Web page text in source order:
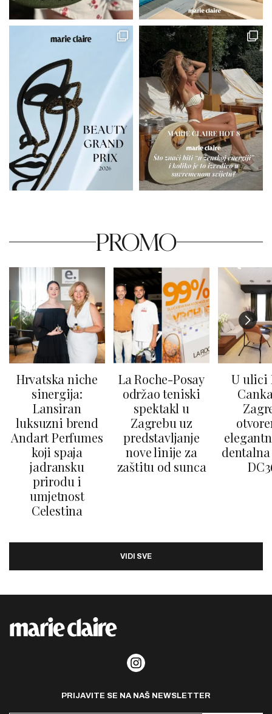
PROMO
Hrvatska niche
sinergija:
Lansiran
luksuzni brend
Andart Perfumes
koji spaja
jadransku
prirodu i
umjetnost
Celestina
La Roche-Posay
održao teniski
spektakl u
Zagrebu uz
predstavljanje
nove linije za
zaštitu od sunca
U ulici
VIDI SVE
PRIJAVITE SE NA NAŠ NEWSLETTER